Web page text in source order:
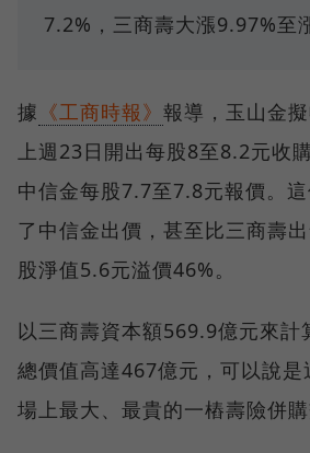
7.2%，三商壽大漲9.97%至
據 《工商時報》 報導，玉山金
上週23日開出每股8至8.2元收
中信金每股7.7至7.8元報價。
了中信金出價，甚至比三商壽
股淨值5.6元溢價46%。
以三商壽資本額569.9億元來計
總價值高達467億元，可以說是
場上最大、最貴的一樁壽險併購